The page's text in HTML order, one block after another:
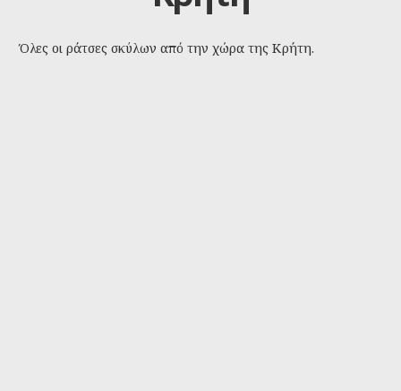
Όλες οι ράτσες σκύλων από την χώρα της Κρήτη.